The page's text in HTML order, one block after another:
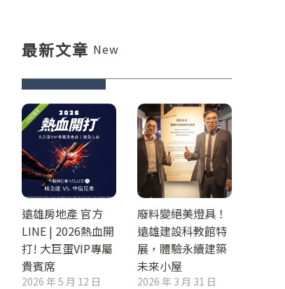
最新文章 New
遠雄房地產 官方
LINE | 2026熱血開
打! 大巨蛋VIP專屬
貴賓席
2026 年 5 月 12 日
廢料變絕美燈具！
遠雄建設科教館特
展，體驗永續建築
未來小屋
2026 年 3 月 31 日